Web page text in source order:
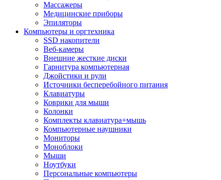
Массажеры
Медицинские приборы
Эпиляторы
Компьютеры и оргтехника
SSD накопители
Веб-камеры
Внешние жесткие диски
Гарнитура компьютерная
Джойстики и рули
Источники бесперебойного питания
Клавиатуры
Коврики для мыши
Колонки
Комплекты клавиатура+мышь
Компьютерные наушники
Мониторы
Моноблоки
Мыши
Ноутбуки
Персональные компьютеры